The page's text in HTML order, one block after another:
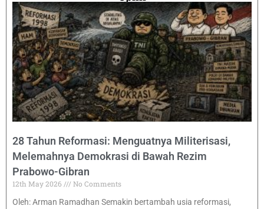
28 Tahun Reformasi: Menguatnya Militerisasi,
Melemahnya Demokrasi di Bawah Rezim
Prabowo-Gibran
12th May 2026
No Comments
Oleh: Arman Ramadhan Semakin bertambah usia reformasi,